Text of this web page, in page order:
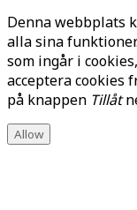
Denna webbplats
alla sina
som ingår i
acceptera cookies
på knappen Tillåt
Allow